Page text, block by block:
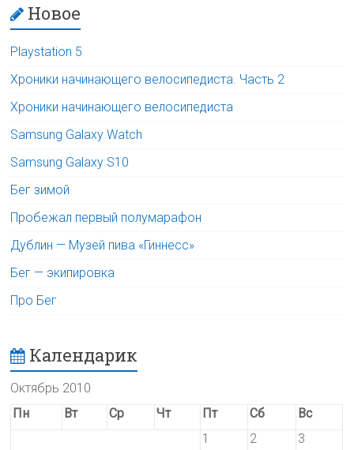
Новое
Playstation 5
Хроники начинающего велосипедиста. Часть 2
Хроники начинающего велосипедиста
Samsung Galaxy Watch
Samsung Galaxy S10
Бег зимой
Пробежал первый полумарафон
Дублин — Музей пива «Гиннесс»
Бег — экипировка
Про Бег
Календарик
Октябрь 2010
Пн
Вт Ср Чт Пт Сб
Вс
1
2
3